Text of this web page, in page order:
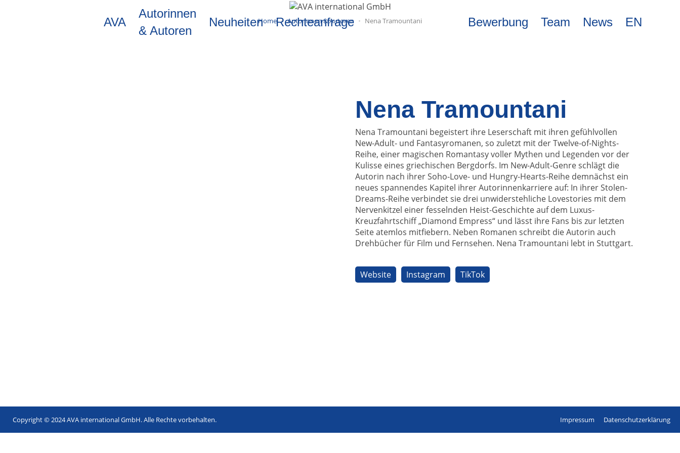
AVA
Autorinnen
& Autoren
Neuheiten Rechteanfrage Bewerbung Team News EN
Home Autorinnen & Autoren Nena Tramountani
Nena Tramountani
Nena Tramountani begeistert ihre Leserschaft mit ihren gefühlvollen
New-Adult- und Fantasyromanen, so zuletzt mit der Twelve-of-Nights-
Reihe, einer magischen Romantasy voller Mythen und Legenden vor der
Kulisse eines griechischen Bergdorfs. Im New-Adult-Genre schlägt die
Autorin nach ihrer Soho-Love- und Hungry-Hearts-Reihe demnächst ein
neues spannendes Kapitel ihrer Autorinnenkarriere auf: In ihrer Stolen-
Dreams-Reihe verbindet sie drei unwiderstehliche Lovestories mit dem
Nervenkitzel einer fesselnden Heist-Geschichte auf dem Luxus-
Kreuzfahrtschiff „Diamond Empress“ und lässt ihre Fans bis zur letzten
Seite atemlos mitfiebern. Neben Romanen schreibt die Autorin auch
Drehbücher für Film und Fernsehen. Nena Tramountani lebt in Stuttgart.
Website Instagram TikTok
Copyright © 2024 AVA international GmbH. Alle Rechte vorbehalten.
Footer
Datenschutzerklärung
Impressum